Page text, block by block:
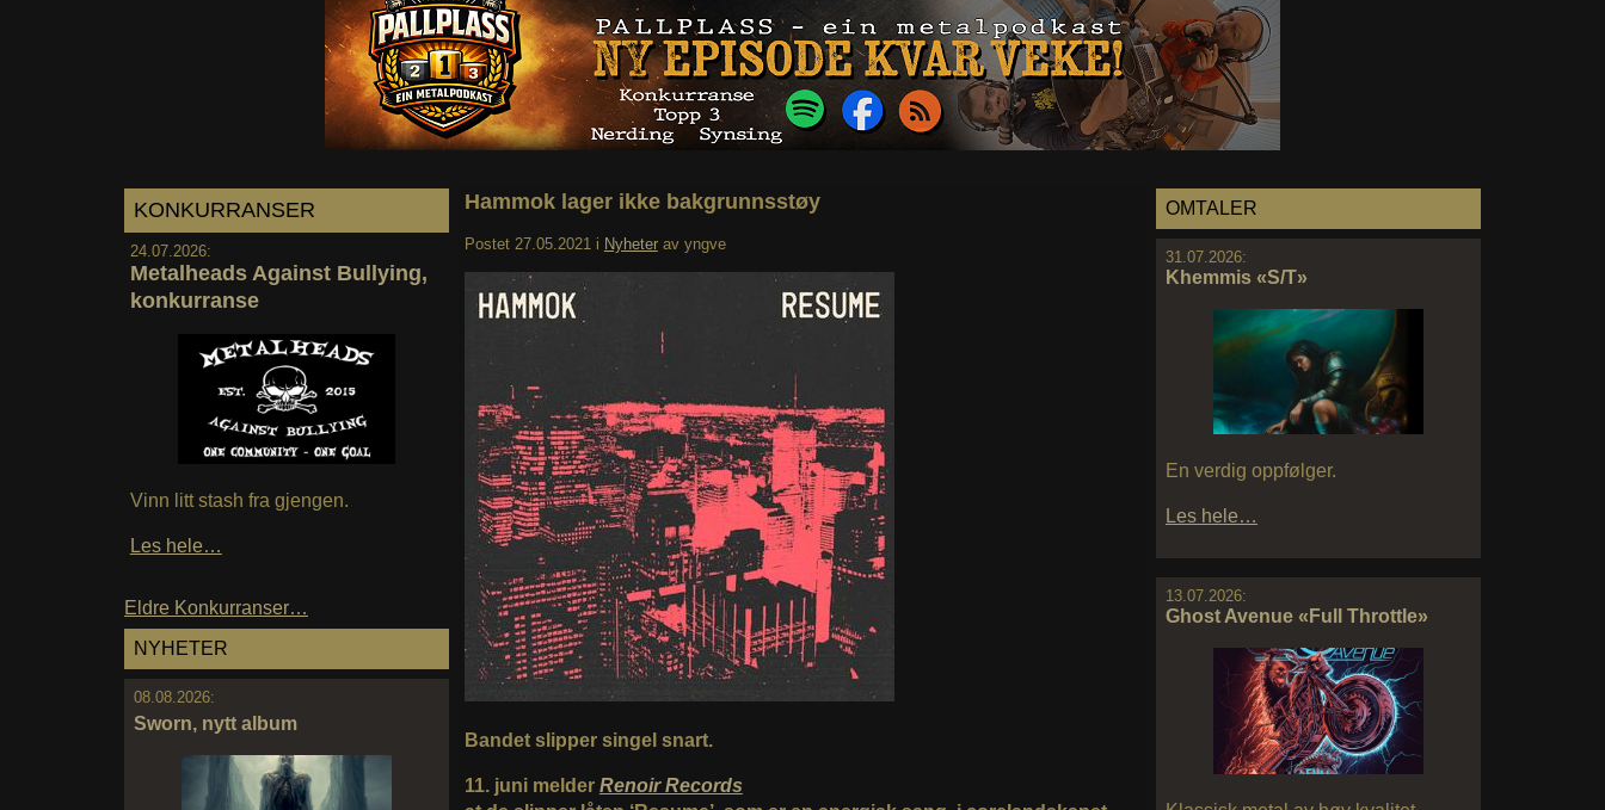
KONKURRANSER
24.07.2026:
Metalheads Against Bullying,
konkurranse
Vinn litt stash fra gjengen.
Les hele…
Eldre Konkurranser…
NYHETER
08.08.2026:
Sworn, nytt album
OMTALER
31.07.2026:
Khemmis «S/T»
En verdig oppfølger.
Les hele…
13.07.2026:
Ghost Avenue «Full Throttle»
Hammok lager ikke bakgrunnsstøy
Postet 27.05.2021 i Nyheter av yngve
Bandet slipper singel snart.
11. juni melder Renoir Records